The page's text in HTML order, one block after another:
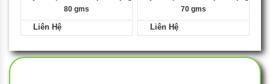
80 gms
Liên Hệ
70 gms
Liên Hệ